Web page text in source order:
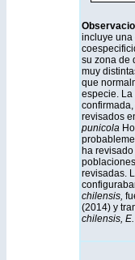
incluye una
su zona de
muy
que
especie.
revisados
punicola
ha
revisadas.
chilensis,
(2014) y
chilensis,